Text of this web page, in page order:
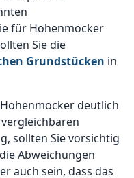
für Hohenmocker
Sie die
Grundstücken in
deutlich
sollten Sie vorsichtig
Abweichungen
auch sein, dass das